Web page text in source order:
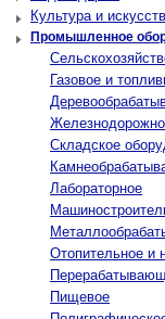
Культура и
Промышленное
Газовое и
Складское
Лабораторное
Отопительное и
Пищевое